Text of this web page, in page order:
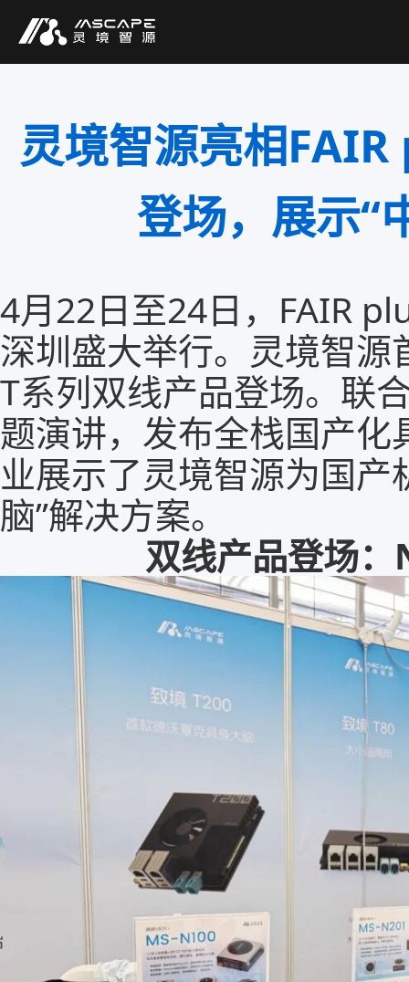
灵境智源亮相
登场，展示“
4月22日至24日，FAIR
深圳盛大举行。灵境智
T系列双线产品登场。联
题演讲，发布全栈国产
业展示了灵境智源为国产
脑”解决方案。
双线产品登场